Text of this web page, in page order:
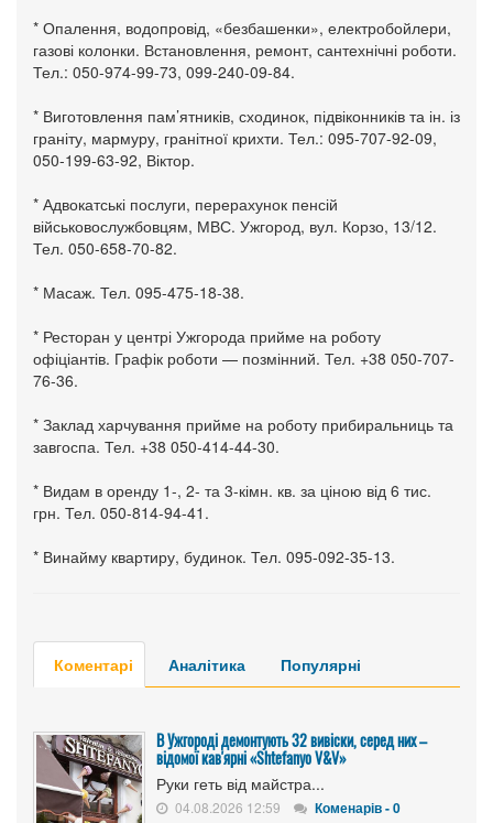
* Опалення, водопровід, «безбашенки», електробойлери,
газові колонки. Встановлення, ремонт, сантехнічні роботи.
Тел.: 050-974-99-73, 099-240-09-84.
* Виготовлення пам’ятників, сходинок, підвіконників та ін. із
граніту, мармуру, гранітної крихти. Тел.: 095-707-92-09,
050-199-63-92, Віктор.
* Адвокатські послуги, перерахунок пенсій
військовослужбовцям, МВС. Ужгород, вул. Корзо, 13/12.
Тел. 050-658-70-82.
* Масаж. Тел. 095-475-18-38.
* Ресторан у центрі Ужгорода прийме на роботу
офіціантів. Графік роботи — позмінний. Тел. +38 050-707-
76-36.
* Заклад харчування прийме на роботу прибиральниць та
завгоспа. Тел. +38 050-414-44-30.
* Видам в оренду 1-, 2- та 3-кімн. кв. за ціною від 6 тис.
грн. Тел. 050-814-94-41.
* Винайму квартиру, будинок. Тел. 095-092-35-13.
Коментарі Аналітика Популярні
В Ужгороді демонтують 32 вивіски, серед них –
відомої кав'ярні «Shtefanyo V&V»
Руки геть від майстра...
04.08.2026 12:59 Коменарів - 0